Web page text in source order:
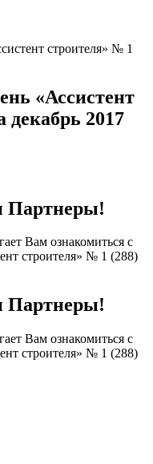
строителя» № 1
«Ассистент
декабрь 2017
Партнеры!
Вам ознакомиться с
строителя» № 1 (288)
Партнеры!
Вам ознакомиться с
строителя» № 1 (288)